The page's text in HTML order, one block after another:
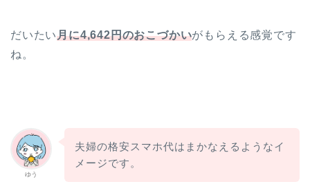
だいたい月に4,642円のおこづかいがもらえる感覚です
ね。
ゆう
夫婦の格安スマホ代はまかなえるようなイ
メージです。